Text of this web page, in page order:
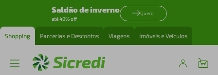
Saldão de inverno
até 40% off
Quero
Shopping Parcerias e Descontos Viagens Imóveis e Veículos